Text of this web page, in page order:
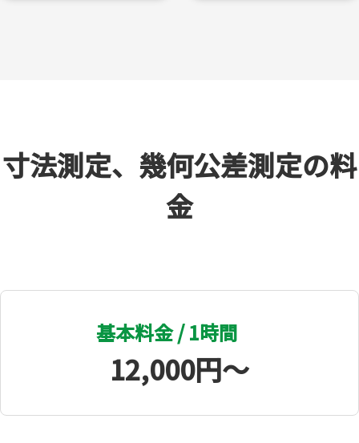
寸法測定、幾何公差測定の料
金
基本料金 / 1時間
12,000円〜